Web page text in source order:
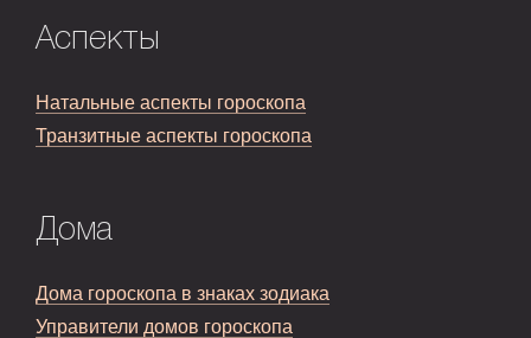
Аспекты
Натальные аспекты гороскопа
Транзитные аспекты гороскопа
Дома
Дома гороскопа в знаках зодиака
Управители домов гороскопа